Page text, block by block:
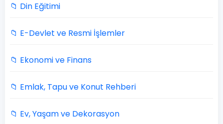
📁 Din Eğitimi
📁 E-Devlet ve Resmi İşlemler
📁 Ekonomi ve Finans
📁 Emlak, Tapu ve Konut Rehberi
📁 Ev, Yaşam ve Dekorasyon